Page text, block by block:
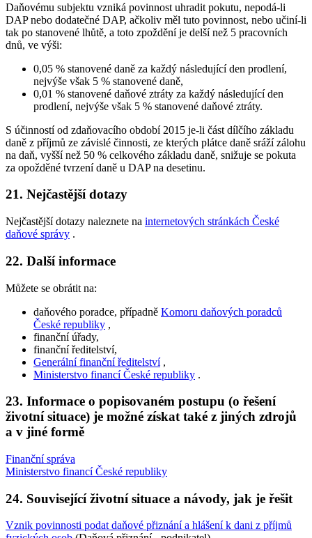
Daňovému subjektu vzniká povinnost uhradit pokutu, nepodá-li
DAP nebo dodatečné DAP, ačkoliv měl tuto povinnost, nebo učiní-li
tak po stanovené lhůtě, a toto zpoždění je delší než 5 pracovních
dnů, ve výši:
0,05 % stanovené daně za každý následující den prodlení,
nejvýše však 5 % stanovené daně,
0,01 % stanovené daňové ztráty za každý následující den
prodlení, nejvýše však 5 % stanovené daňové ztráty.
S účinností od zdaňovacího období 2015 je-li část dílčího základu
daně z příjmů ze závislé činnosti, ze kterých plátce daně sráží zálohu
na daň, vyšší než 50 % celkového základu daně, snižuje se pokuta
za opožděné tvrzení daně u DAP na desetinu.
21. Nejčastější dotazy
Nejčastější dotazy naleznete na internetových stránkách České
daňové správy .
22. Další informace
Můžete se obrátit na:
daňového poradce, případně Komoru daňových poradců
České republiky ,
finanční úřady,
finanční ředitelství,
Generální finanční ředitelství,
Ministerstvo financí České republiky .
23. Informace o popisovaném postupu (o řešení
životní situace) je možné získat také z jiných zdrojů
a v jiné formě
Finanční správa
Ministerstvo financí České republiky
24. Související životní situace a návody, jak je řešit
Vznik povinnosti podat daňové přiznání a hlášení k dani z příjmů